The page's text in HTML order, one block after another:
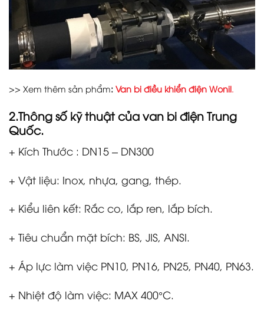
>> Xem thêm sản phẩm: Van bi điều khiển điện Wonil.
2.Thông số kỹ thuật củavan bi điện Trung
Quốc.
+ Kích Thước : DN15 – DN300
+ Vật liệu: Inox, nhựa, gang, thép.
+ Kiểu liên kết: Rắc co, lắp ren, lắp bích.
+ Tiêu chuẩn mặt bích: BS, JIS, ANSI.
+ Áp lực làm việc PN10, PN16, PN25, PN40, PN63.
+ Nhiệt độ làm việc: MAX 400°C.